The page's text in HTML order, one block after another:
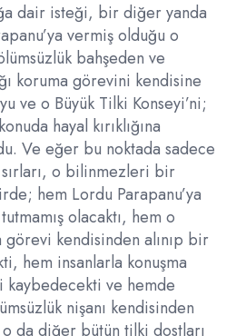
dair isteği, bir diğer yanda
vermiş olduğu o
bahşeden ve
koruma görevini kendisine
ve o Büyük Tilki Konseyi’ni;
hayal kırıklığına
Ve eğer bu noktada sadece
o bilinmezleri bir
hem Lordu Parapanu’ya
olacaktı, hem o
görevi kendisinden alınıp bir
hem insanlarla konuşma
ve hemde
nişanı kendisinden
da diğer bütün tilki dostları